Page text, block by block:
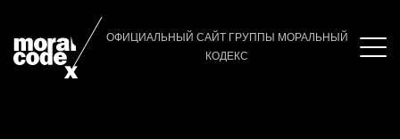
ОФИЦИАЛЬНЫЙ САЙТ ГРУППЫ МОРАЛЬНЫЙ
КОДЕКС